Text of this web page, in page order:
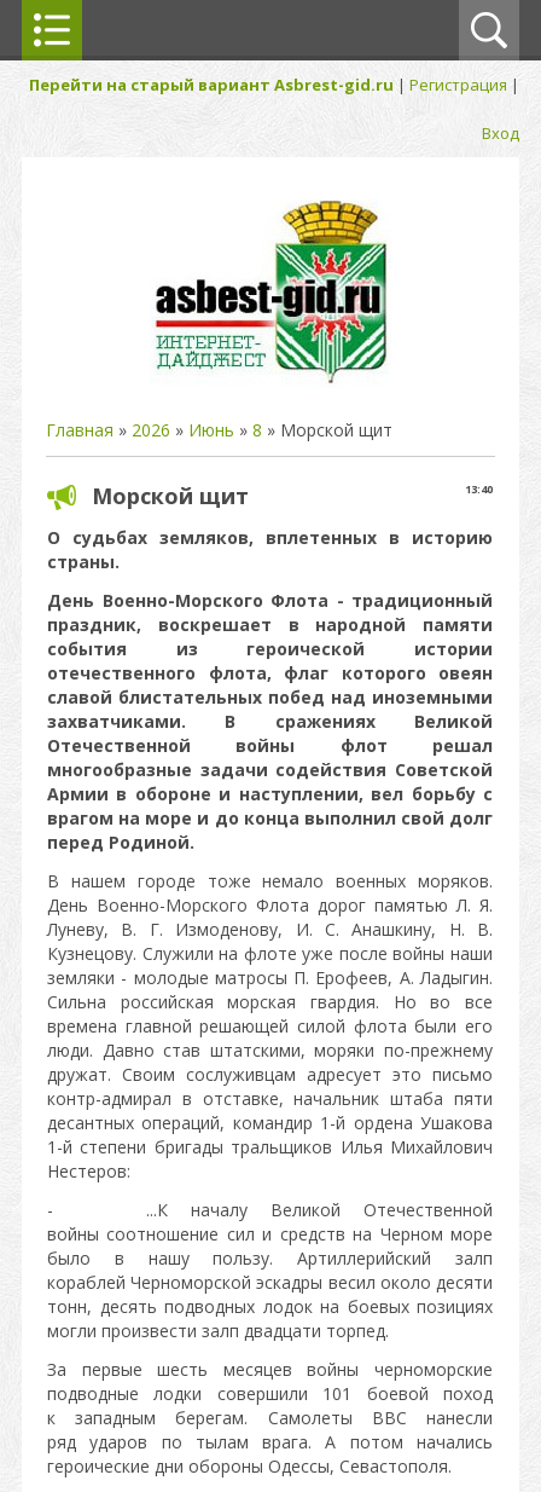
Перейти на старый вариант Asbrest-gid.ru | Регистрация |
Вход
Главная » 2026 » Июнь » 8 » Морской щит
13:40
Морской щит
О судьбах земляков, вплетенных в историю
страны.
День Военно-Морского Флота - традиционный
праздник, воскрешает в народной памяти
события из героической истории
отечественного флота, флаг которого овеян
славой блистательных побед над иноземными
захватчиками. В сражениях Великой
Отечественной войны флот решал
многообразные задачи содействия Советской
Армии в обороне и наступлении, вел борьбу с
врагом на море и до конца выполнил свой долг
перед Родиной.
В нашем городе тоже немало военных моряков.
День Военно-Морского Флота дорог памятью Л. Я.
Луневу, В. Г. Измоденову, И. С. Анашкину, Н. В.
Кузнецову. Служили на флоте уже после войны наши
земляки - молодые матросы П. Ерофеев, А. Ладыгин.
Сильна российская морская гвардия. Но во все
времена главной решающей силой флота были его
люди. Давно став штатскими, моряки по-прежнему
дружат. Своим сослуживцам адресует это письмо
контр-адмирал в отставке, начальник штаба пяти
десантных операций, командир 1-й ордена Ушакова
1-й степени бригады тральщиков Илья Михайлович
Нестеров:
- ...К началу Великой Отечественной
войны соотношение сил и средств на Черном море
было в нашу пользу. Артиллерийский залп
кораблей Черноморской эскадры весил около десяти
тонн, десять подводных лодок на боевых позициях
могли произвести залп двадцати торпед.
За первые шесть месяцев войны черноморские
подводные лодки совершили 101 боевой поход
к западным берегам. Самолеты ВВС нанесли
ряд ударов по тылам врага. А потом начались
героические дни обороны Одессы, Севастополя.